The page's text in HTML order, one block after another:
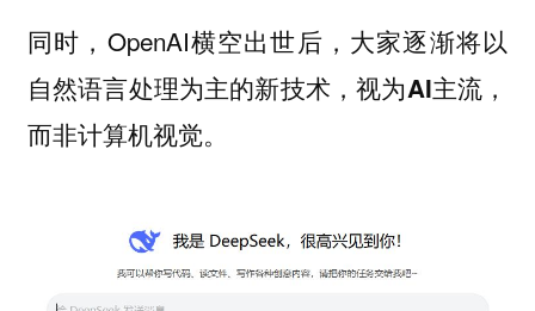
同时，OpenAI横空出世后，大家逐渐将以
自然语言处理为主的新技术，视为AI主流，
而非计算机视觉。